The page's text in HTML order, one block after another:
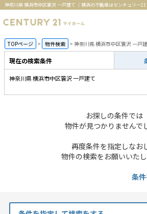
神奈川県 横浜市中区簑沢 一戸建て ｜横浜の不動産はセンチュリー
TOPページ 物件検索 神奈川県 横浜市中区簑沢 一戸
現在の検索条件
神奈川県 横浜市中区簑沢 一戸建て
お探しの条件では
物件が見つかりませんで
再度条件を指定しなお
物件の検索をお願いいたし
条